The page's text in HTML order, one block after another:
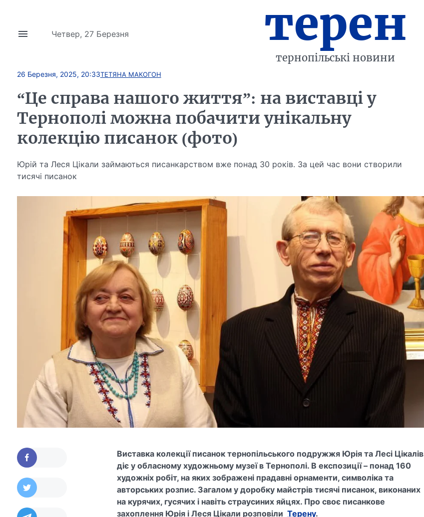
Четвер, 27 Березня терен
тернопільські новини
26 Березня, 2025, 20:33ТЕТЯНА МАКОГОН
“Це справа нашого життя”: на виставці у
Тернополі можна побачити унікальну
колекцію писанок (фото)
Юрій та Леся Цікали займаються писанкарством вже понад 30 років. За цей час вони створили
тисячі писанок
Виставка колекції писанок тернопільського подружжя Юрія та Лесі Цікалів
діє у обласному художньому музеї в Тернополі. В експозиції – понад 160
художніх робіт, на яких зображені прадавні орнаменти, символіка та
авторських розпис. Загалом у доробку майстрів тисячі писанок, виконаних
на курячих, гусячих і навіть страусиних яйцях. Про своє писанкове
захоплення Юрія і Леся Цікали розповіли Терену.